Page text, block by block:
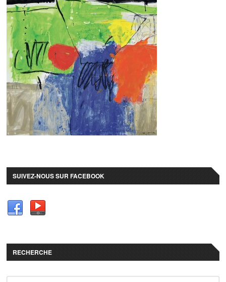
SUIVEZ-NOUS SUR FACEBOOK
RECHERCHE